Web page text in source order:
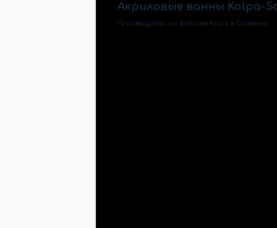
Акриловые ванны Kolpa-
Производство на фабрике Kolpa в Словении